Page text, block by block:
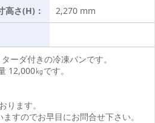
高さ(H)： 2,270 mm
ーダ付きの冷凍バンです。
12,000㎏です。
ます。
すのでお早目にお問合せ下さい。